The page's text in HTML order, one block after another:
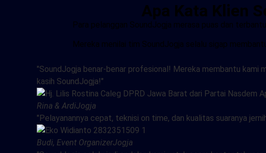
Apa Kata Klien
Para pelanggan SoundJogja merasa puas dan
Mereka menilai tim SoundJogja selalu sigap
"SoundJogja benar-benar profesional! Mereka membantu kami
kasih SoundJogja!"
Rina & ArdiJogja
"Pelayanannya cepat, teknisi on time, dan kualitas suaranya
Budi, Event OrganizerJogja